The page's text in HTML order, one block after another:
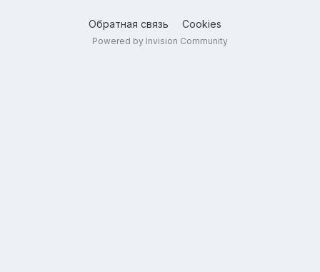
Обратная связь Cookies
Powered by Invision Community